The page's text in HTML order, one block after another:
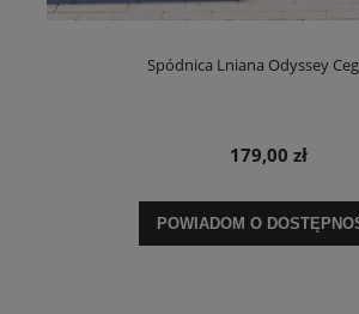
Spódnica Lniana Odyssey
179,00 zł
POWIADOM O